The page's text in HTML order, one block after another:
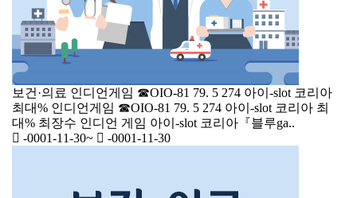
보건·의료 인디언게임 ☎OIO-81 79. 5 274 아이-slot 코리아
최대% 인디언게임 ☎OIO-81 79. 5 274 아이-slot 코리아 최
대% 최장수 인디언 게임 아이-slot 코리아『블루ga..
-0001-11-30~ -0001-11-30